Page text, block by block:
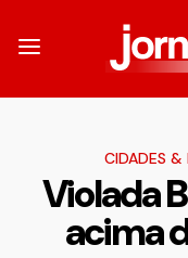
CIDADES &
Violada
acima